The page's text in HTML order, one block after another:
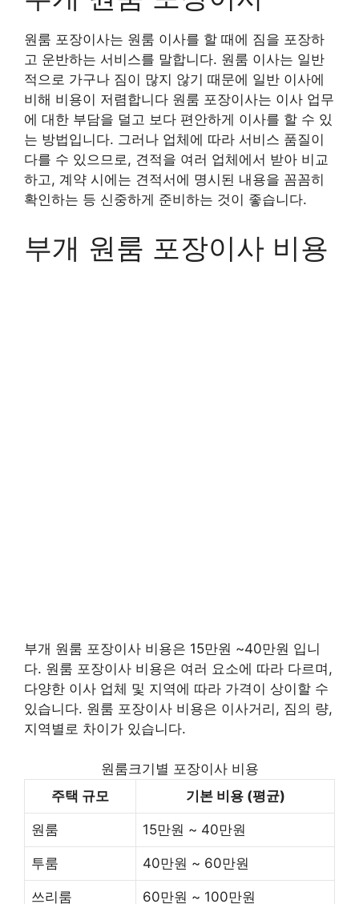
원룸 포장이사는 원룸 이사를 할 때에 짐을 포장하
고 운반하는 서비스를 말합니다. 원룸 이사는 일반
적으로 가구나 짐이 많지 않기 때문에 일반 이사에
비해 비용이 저렴합니다 원룸 포장이사는 이사 업무
에 대한 부담을 덜고 보다 편안하게 이사를 할 수 있
는 방법입니다. 그러나 업체에 따라 서비스 품질이
다를 수 있으므로, 견적을 여러 업체에서 받아 비교
하고, 계약 시에는 견적서에 명시된 내용을 꼼꼼히
확인하는 등 신중하게 준비하는 것이 좋습니다.
부개 원룸 포장이사 비용
부개 원룸 포장이사 비용은 15만원 ~40만원 입니
다. 원룸 포장이사 비용은 여러 요소에 따라 다르며,
다양한 이사 업체 및 지역에 따라 가격이 상이할 수
있습니다. 원룸 포장이사 비용은 이사거리, 짐의 량,
지역별로 차이가 있습니다.
원룸크기별 포장이사 비용
주택 규모
기본 비용 (평균)
원룸 15만원 ~ 40만원
투룸 40만원 ~ 60만원
쓰리룸 60만원 ~ 100만원